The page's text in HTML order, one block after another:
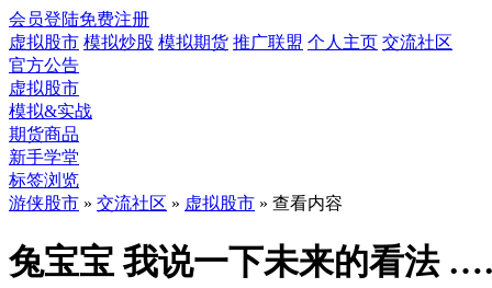
会员登陆免费注册
虚拟股市 模拟炒股 模拟期货 推广联盟 个人主页 交流社区
官方公告
虚拟股市
模拟&实战
期货商品
新手学堂
标签浏览
游侠股市 » 交流社区 » 虚拟股市 » 查看内容
兔宝宝 我说一下未来的看法